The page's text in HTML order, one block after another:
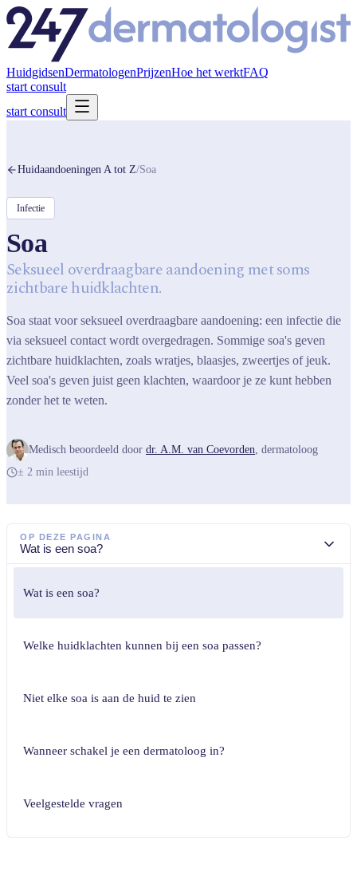
HuidgidsenDermatologenPrijzenHoe het werktFAQ
start consult
start consult
Huidaandoeningen A tot Z/Soa
Infectie
Medisch beoordeeld door dr. A.M. van Coevorden, dermatoloog
± 2 min leestijd
Soa
Seksueel overdraagbare aandoening met soms
zichtbare huidklachten.
Soa staat voor seksueel overdraagbare aandoening: een infectie die
via seksueel contact wordt overgedragen. Sommige soa's geven
zichtbare huidklachten, zoals wratjes, blaasjes, zweertjes of jeuk.
Veel soa's geven juist geen klachten, waardoor je ze kunt hebben
zonder het te weten.
OP DEZE PAGINA
Wat is een soa?
Wat is een soa?
Welke huidklachten kunnen bij een soa passen?
Niet elke soa is aan de huid te zien
Wanneer schakel je een dermatoloog in?
Veelgestelde vragen